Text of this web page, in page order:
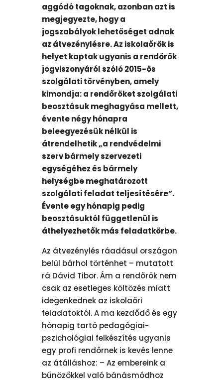
aggódó tagoknak, azonban azt is
megjegyezte, hogy a
jogszabályok lehetőséget adnak
az átvezénylésre. Az iskolaőrök is
helyet kaptak ugyanis a rendőrök
jogviszonyáról szóló 2015-ös
szolgálati törvényben, amely
kimondja: a rendőröket szolgálati
beosztásuk meghagyása mellett,
évente négy hónapra
beleegyezésük nélkül is
átrendelhetik „a rendvédelmi
szerv bármely szervezeti
egységéhez és bármely
helységbe meghatározott
szolgálati feladat teljesítésére”.
Évente egy hónapig pedig
beosztásuktól függetlenül is
áthelyezhetők más feladatkörbe.
Az átvezénylés ráadásul országon
belül bárhol történhet – mutatott
rá Dávid Tibor. Ám a rendőrök nem
csak az esetleges költözés miatt
idegenkednek az iskolaőri
feladatoktól. A ma kezdődő és egy
hónapig tartó pedagógiai-
pszichológiai felkészítés ugyanis
egy profi rendőrnek is kevés lenne
az átálláshoz: – Az embereink a
bűnözőkkel való bánásmódhoz